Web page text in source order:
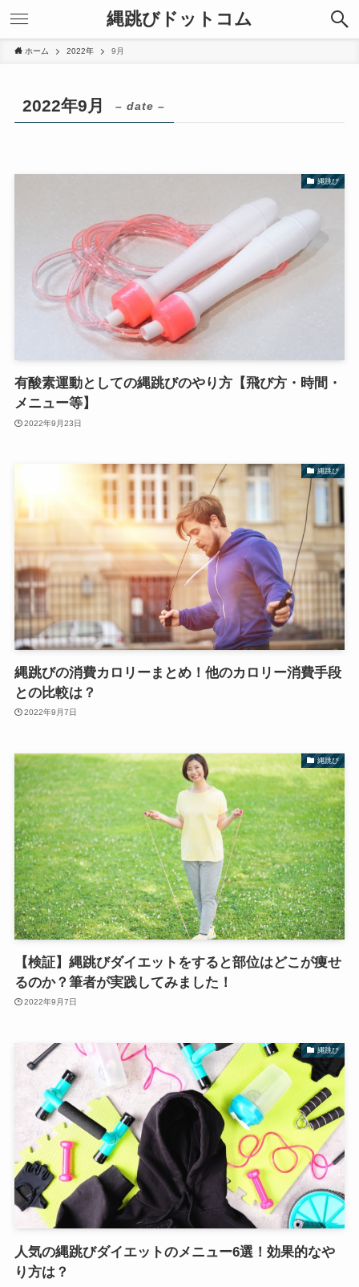
縄跳びドットコム
ホーム 2022年 9月
2022年9月 – date –
縄跳び
有酸素運動としての縄跳びのやり方【飛び方・時間・
メニュー等】
2022年9月23日
縄跳び
縄跳びの消費カロリーまとめ！他のカロリー消費手段
との比較は？
2022年9月7日
縄跳び
【検証】縄跳びダイエットをすると部位はどこが痩せ
るのか？筆者が実践してみました！
2022年9月7日
縄跳び
人気の縄跳びダイエットのメニュー6選！効果的なや
り方は？